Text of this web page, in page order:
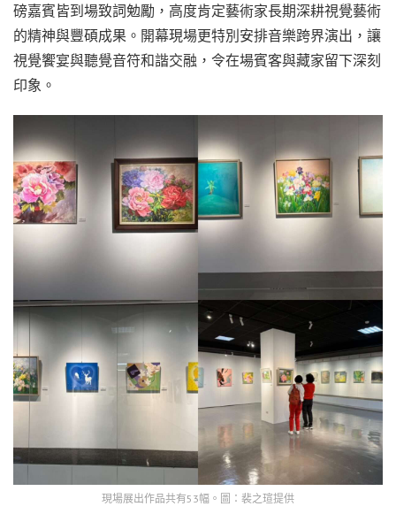
磅嘉賓皆到場致詞勉勵，高度肯定藝術家長期深耕視覺藝術
的精神與豐碩成果。開幕現場更特別安排音樂跨界演出，讓
視覺饗宴與聽覺音符和諧交融，令在場賓客與藏家留下深刻
印象。
現場展出作品共有53幅。圖：裴之瑄提供